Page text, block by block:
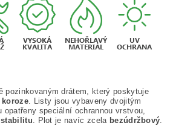
pozinkovaným drátem, který poskytuje
. Listy jsou vybaveny dvojitým
opatřeny speciální ochrannou vrstvou,
stabilitu. Plot je navíc zcela bezúdržbový.